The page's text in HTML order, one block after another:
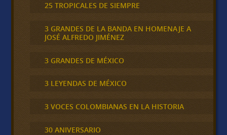
25 TROPICALES DE SIEMPRE
3 GRANDES DE LA BANDA EN HOMENAJE A
JOSÉ ALFREDO JIMÉNEZ
3 GRANDES DE MÉXICO
3 LEYENDAS DE MÉXICO
3 VOCES COLOMBIANAS EN LA HISTORIA
30 ANIVERSARIO